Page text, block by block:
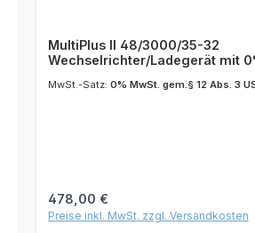
MultiPlus II 48/3000/35-32
Wechselrichter/Ladegerät mit
MwSt.-Satz: 0% MwSt. gem.§ 12 Abs. 3
Regulärer Preis:
478,00 €
Preise inkl. MwSt. zzgl. Versandkosten